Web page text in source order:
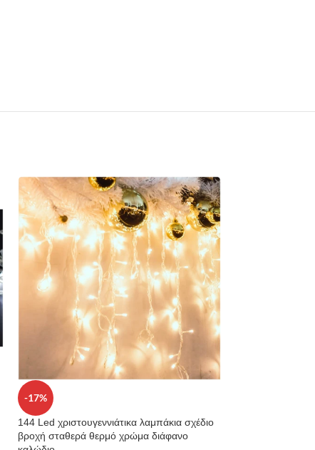
-17%
144 Led χριστουγεννιάτικα λαμπάκια σχέδιο
βροχή σταθερά θερμό χρώμα διάφανο